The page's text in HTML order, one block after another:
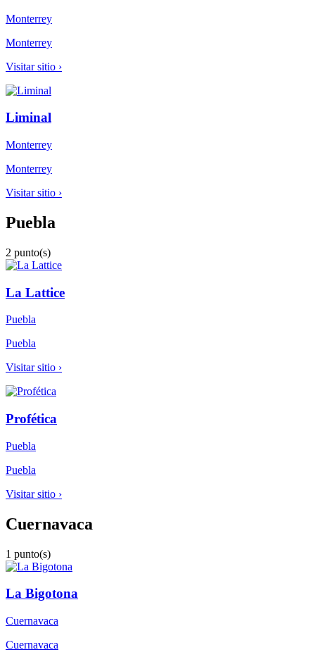
Monterrey
Monterrey
Visitar sitio ›
Liminal
Monterrey
Monterrey
Visitar sitio ›
Puebla
2 punto(s)
La Lattice
Puebla
Puebla
Visitar sitio ›
Profética
Puebla
Puebla
Visitar sitio ›
Cuernavaca
1 punto(s)
La Bigotona
Cuernavaca
Cuernavaca